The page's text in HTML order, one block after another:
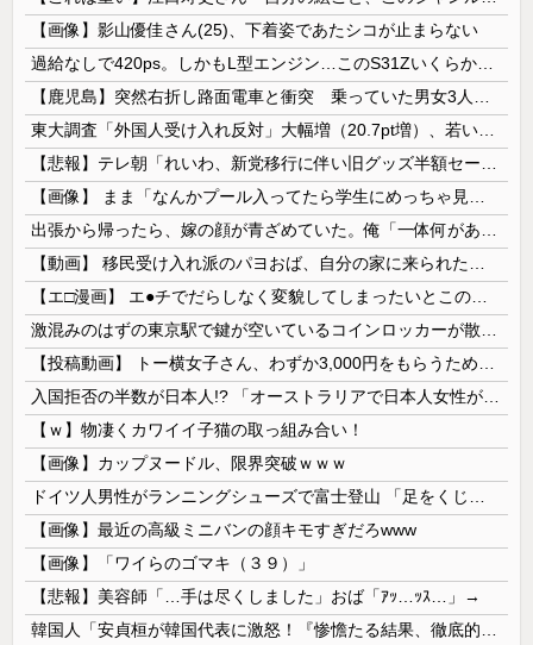
【画像】影山優佳さん(25)、下着姿であたシコが止まらない
【ｗ】物凄くカワイイ子猫の取っ組み合い！
【画像】カップヌードル、限界突破ｗｗｗ
【画像】最近の高級ミニバンの顔キモすぎだろwww
【画像】「ワイらのゴマキ（３９）」
【悲報】美容師「…手は尽くしました」おば「ｱｯ…ｯｽ…」→